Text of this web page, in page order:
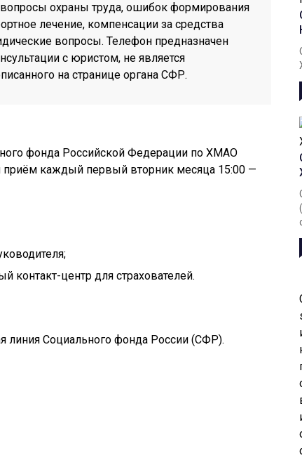
вопросы охраны труда, ошибок формирования
лечение, компенсации за средства
вопросы. Телефон предназначен
с юристом, не является
на странице органа СФР.
фонда Российской Федерации по ХМАО
приём каждый первый вторник месяца 15:00 —
контакт-центр для страхователей.
линия Социального фонда России (СФР).